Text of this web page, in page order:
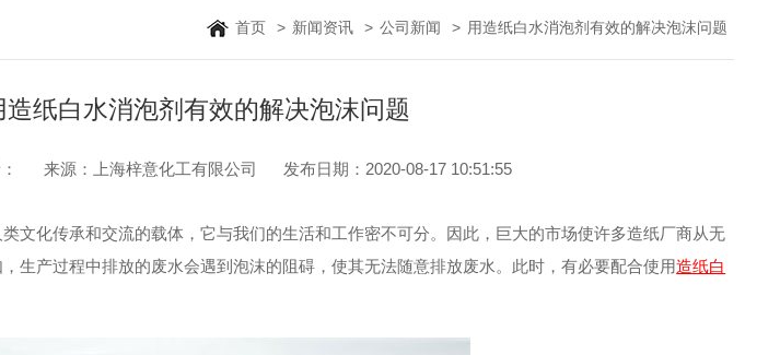
首页 > 新闻资讯 > 公司新闻 > 用造纸白水消泡剂有效的解决泡沫问题
造纸白水消泡剂有效的解决泡沫问题
来源：上海梓意化工有限公司 发布日期：2020-08-17 10:51:55
化传承和交流的载体，它与我们的生活和工作密不可分。因此，巨大的市场使许多造纸厂商从无
生产过程中排放的废水会遇到泡沫的阻碍，使其无法随意排放废水。此时，有必要配合使用造纸白